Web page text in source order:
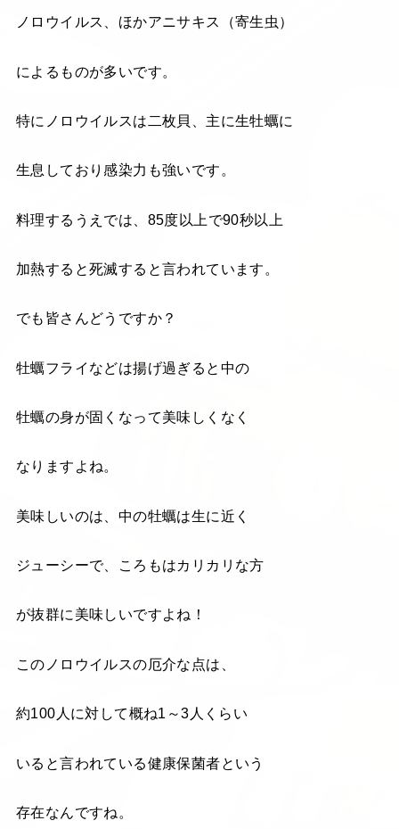
ノロウイルス、ほかアニサキス（寄生虫）
によるものが多いです。
特にノロウイルスは二枚貝、主に生牡蠣に
生息しており感染力も強いです。
料理するうえでは、85度以上で90秒以上
加熱すると死滅すると言われています。
でも皆さんどうですか？
牡蠣フライなどは揚げ過ぎると中の
牡蠣の身が固くなって美味しくなく
なりますよね。
美味しいのは、中の牡蠣は生に近く
ジューシーで、ころもはカリカリな方
が抜群に美味しいですよね！
このノロウイルスの厄介な点は、
約100人に対して概ね1～3人くらい
いると言われている健康保菌者という
存在なんですね。